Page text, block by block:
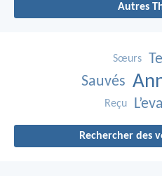
Autres
Sœurs Tel
Sauvés
Reçu
Rechercher des